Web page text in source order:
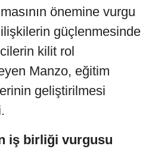
önemine vurgu
güçlenmesinde
kilit rol
Manzo, eğitim
geliştirilmesi
iş birliği vurgusu